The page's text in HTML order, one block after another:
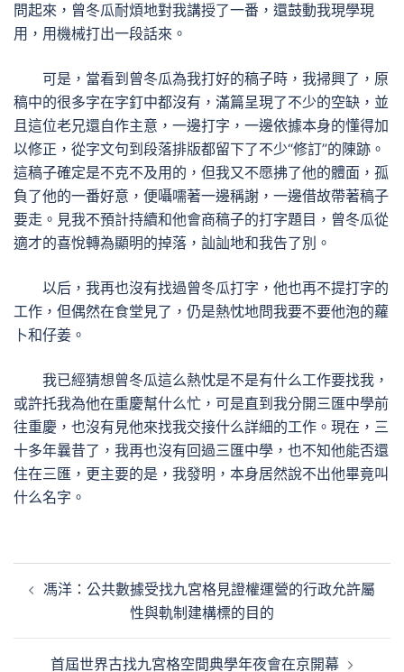
問起來，曾冬瓜耐煩地對我講授了一番，還鼓動我現學現
用，用機械打出一段話來。
可是，當看到曾冬瓜為我打好的稿子時，我掃興了，原
稿中的很多字在字釘中都沒有，滿篇呈現了不少的空缺，並
且這位老兄還自作主意，一邊打字，一邊依據本身的懂得加
以修正，從字文句到段落排版都留下了不少“修訂”的陳跡。
這稿子確定是不克不及用的，但我又不愿拂了他的體面，孤
負了他的一番好意，便囁嚅著一邊稱謝，一邊借故帶著稿子
要走。見我不預計持續和他會商稿子的打字題目，曾冬瓜從
適才的喜悅轉為顯明的掉落，訕訕地和我告了別。
以后，我再也沒有找過曾冬瓜打字，他也再不提打字的
工作，但偶然在食堂見了，仍是熱忱地問我要不要他泡的蘿
卜和仔姜。
我已經猜想曾冬瓜這么熱忱是不是有什么工作要找我，
或許托我為他在重慶幫什么忙，可是直到我分開三匯中學前
往重慶，也沒有見他來找我交接什么詳細的工作。現在，三
十多年曩昔了，我再也沒有回過三匯中學，也不知他能否還
住在三匯，更主要的是，我發明，本身居然說不出他畢竟叫
什么名字。
章 馮洋：公共數據受找九宮格見證權運營的行政允許屬
性與軌制建構標的目的
首屆世界古找九宮格空間典學年夜會在京開幕